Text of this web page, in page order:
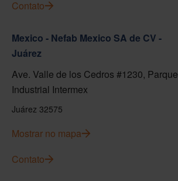
Contato
Mexico - Nefab Mexico SA de CV -
Juárez
Ave. Valle de los Cedros #1230, Parque
Industrial Intermex
Juárez 32575
Mostrar no mapa
Contato